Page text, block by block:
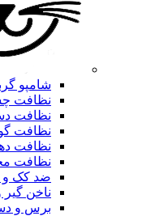
شامپو
نظافت
نظافت
نظافت
نظافت
نظافت
ضد کک و
ناخن گیر
برس و